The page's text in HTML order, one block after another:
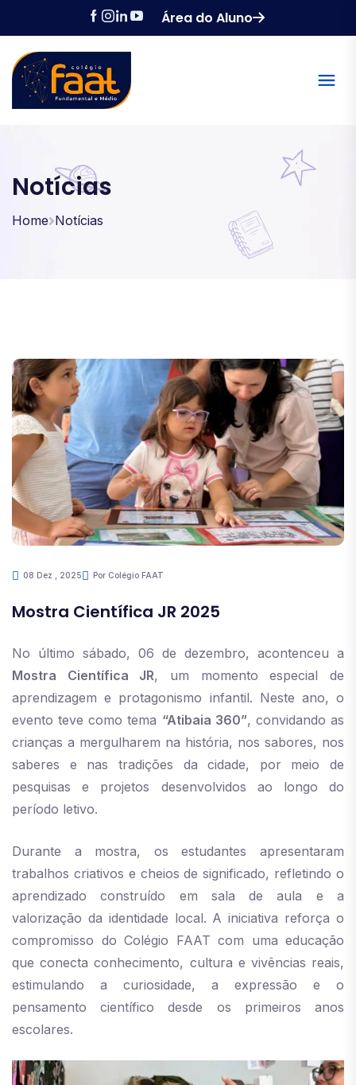
Área do Aluno
Notícias
Home Notícias
08 Dez , 2025 Por Colégio FAAT
Mostra Científica JR 2025
No último sábado, 06 de dezembro, acontenceu a
Mostra Científica JR, um momento especial de
aprendizagem e protagonismo infantil. Neste ano, o
evento teve como tema “Atibaia 360”, convidando as
crianças a mergulharem na história, nos sabores, nos
saberes e nas tradições da cidade, por meio de
pesquisas e projetos desenvolvidos ao longo do
período letivo.
Durante a mostra, os estudantes apresentaram
trabalhos criativos e cheios de significado, refletindo o
aprendizado construído em sala de aula e a
valorização da identidade local. A iniciativa reforça o
compromisso do Colégio FAAT com uma educação
que conecta conhecimento, cultura e vivências reais,
estimulando a curiosidade, a expressão e o
pensamento científico desde os primeiros anos
escolares.